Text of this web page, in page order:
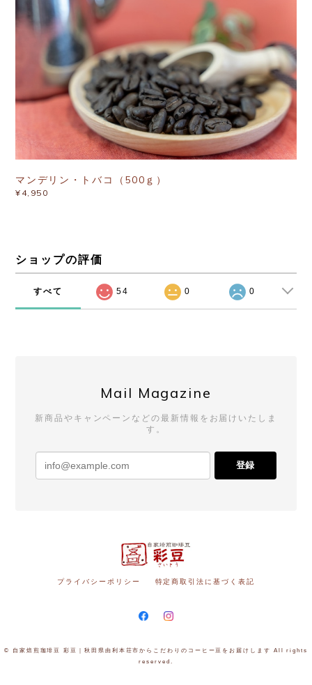
マンデリン・トバコ（500ｇ）
¥4,950
ショップの評価
すべて 54 0 0
Mail Magazine
新商品やキャンペーンなどの最新情報をお届けいたしま
す。
登録
プライバシーポリシー 特定商取引法に基づく表記
© 自家焙煎珈琲豆 彩豆｜秋田県由利本荘市からこだわりのコーヒー豆をお届けします All rights
reserved.